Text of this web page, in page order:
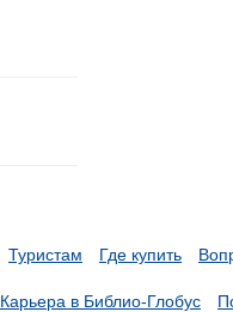
Туристам Где купить
Карьера в Библио-Глобус